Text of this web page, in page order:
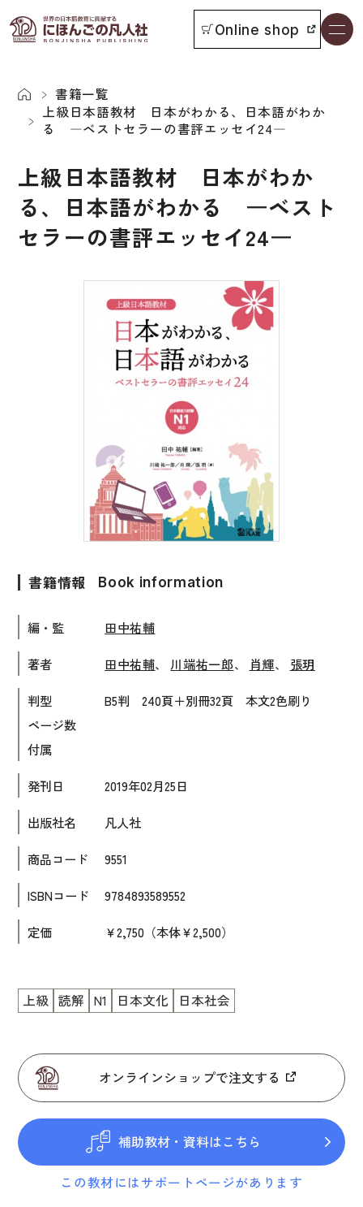
書籍一覧
お知らせ
イベント
よくあるご質問
付属物の使い方について
教科書採用について
書籍の内容について
原稿・企画の持ち込みについて
正誤表
その他の質問
書店様向け
Online shop
本をさがす
日本語学習者用教科書
ビジネスパーソン・研修生向け
留学生向け専門分野
語彙・表現
練習問題
日本語能力試験対策
日本留学試験対策
各種試験対策
大学入試対策
学校情報
日本語学習関連副読本
日本事情
定期刊行物
視聴覚・補助教材
ビデオ・ＤＶＤ
カセットテープ・ＣＤ
絵本・子ども向け補助
図表
辞典
日本語学習辞典
書籍一覧
上級日本語教材 日本がわかる、日本語がわか
る ―ベストセラーの書評エッセイ24―
上級日本語教材 日本がわか
る、日本語がわかる ―ベスト
セラーの書評エッセイ24―
書籍情報 Book information
編・監 田中祐輔
著者 田中祐輔、 川端祐一郎、 肖輝、 張玥
判型
ページ数
付属
B5判 240頁＋別冊32頁 本文2色刷り
発刊日 2019年02月25日
出版社名 凡人社
商品コード 9551
ISBNコード 9784893589552
定価 ￥2,750（本体￥2,500）
上級 読解 N1 日本文化 日本社会
オンラインショップで注文する
補助教材・資料はこちら
この教材にはサポートページがあります